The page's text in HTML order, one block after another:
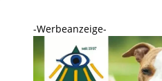
-Werbeanzeige-